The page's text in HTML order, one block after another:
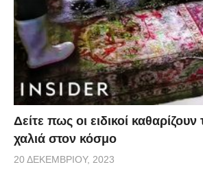
Δείτε πως οι ειδικοί
χαλιά στον κόσμο
20 ΔΕΚΕΜΒΡΊΟΥ, 2023